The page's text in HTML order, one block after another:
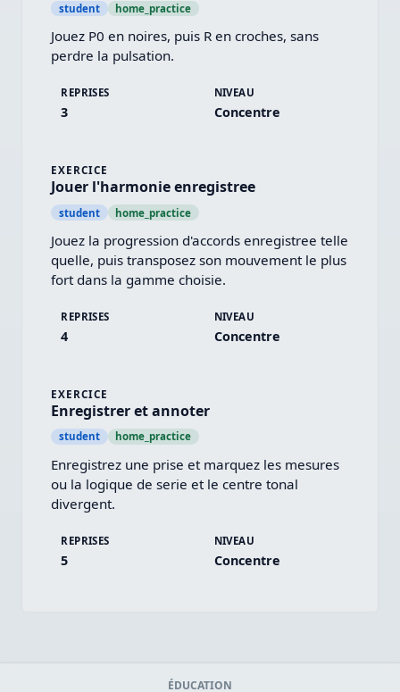
student home_practice
Jouez P0 en noires, puis R en croches, sans
perdre la pulsation.
REPRISES
3
NIVEAU
Concentre
EXERCICE
Jouer l'harmonie enregistree
student home_practice
Jouez la progression d'accords enregistree telle
quelle, puis transposez son mouvement le plus
fort dans la gamme choisie.
REPRISES
4
NIVEAU
Concentre
EXERCICE
Enregistrer et annoter
student home_practice
Enregistrez une prise et marquez les mesures
ou la logique de serie et le centre tonal
divergent.
REPRISES
5
NIVEAU
Concentre
ÉDUCATION